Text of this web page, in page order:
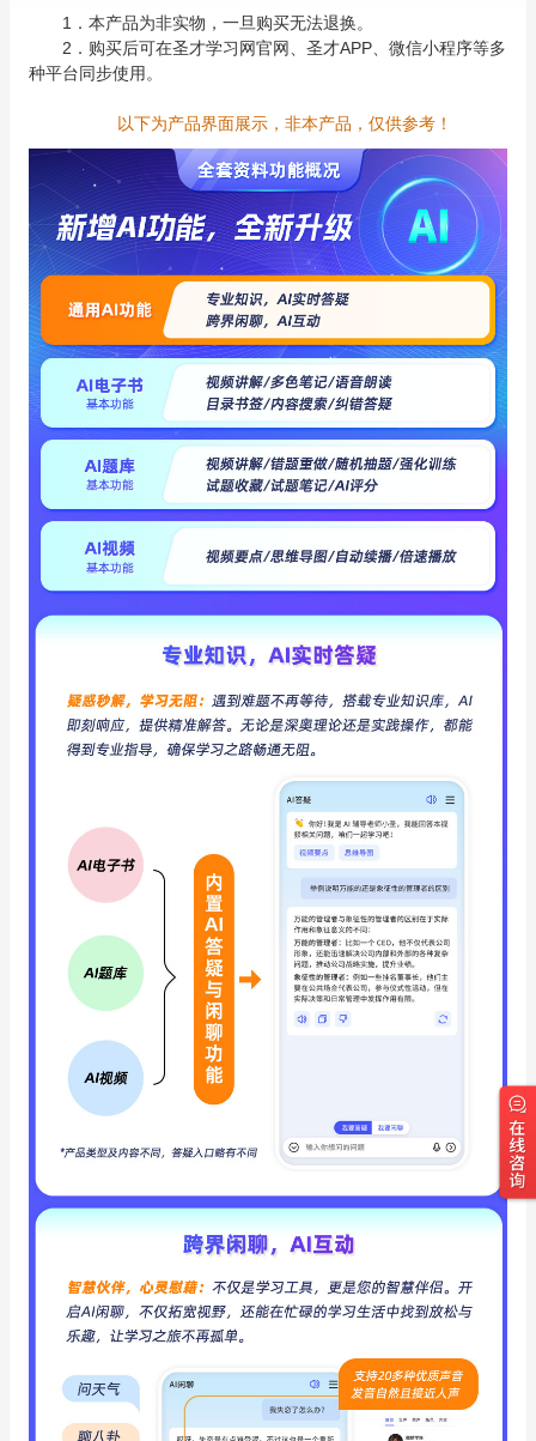
1．本产品为非实物，一旦购买无法退换。
2．购买后可在圣才学习网官网、圣才APP、微信小程序等多
种平台同步使用。
以下为产品界面展示，非本产品，仅供参考！